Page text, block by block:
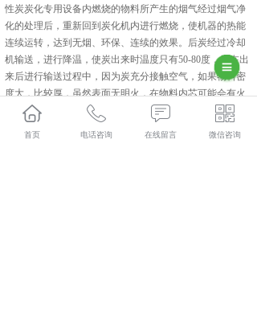
性炭炭化专用设备内燃烧的物料所产生的烟气经过烟气净
化的处理后，重新回到炭化机内进行燃烧，使机器的热能
连续运转，达到无烟、环保、连续的效果。后炭经过冷却
机输送，进行降温，使炭出来时温度只有50-80度，炭在出
来后进行输送过程中，因为炭充分接触空气，如果物料密
度大，比较厚，虽然表面无明火，在物料内芯可能会有火
星，有可能会自燃，需要加装雾状喷淋设备，对出来的炭
首页 电话咨询 在线留言 微信咨询